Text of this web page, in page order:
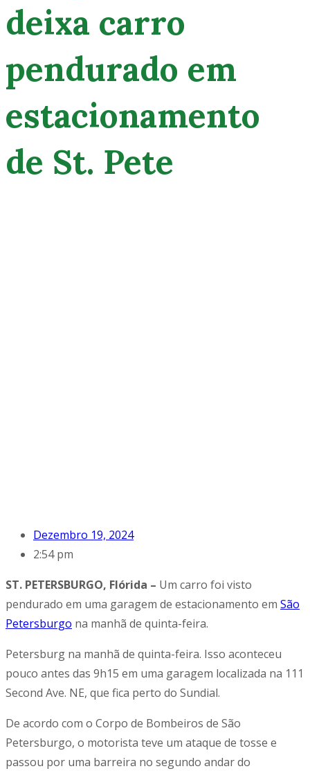
deixa carro
pendurado em
estacionamento
de St. Pete
Dezembro 19, 2024
2:54 pm
ST. PETERSBURGO, Flórida – Um carro foi visto
pendurado em uma garagem de estacionamento em São
Petersburgo na manhã de quinta-feira.
Petersburg na manhã de quinta-feira. Isso aconteceu
pouco antes das 9h15 em uma garagem localizada na 111
Second Ave. NE, que fica perto do Sundial.
De acordo com o Corpo de Bombeiros de São
Petersburgo, o motorista teve um ataque de tosse e
passou por uma barreira no segundo andar do